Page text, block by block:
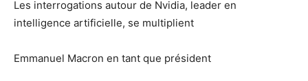
Les interrogations autour de Nvidia, leader en
intelligence artificielle, se multiplient
Emmanuel Macron en tant que président